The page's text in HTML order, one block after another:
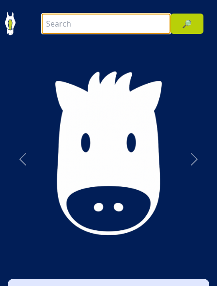
🔎
前へ 次へ